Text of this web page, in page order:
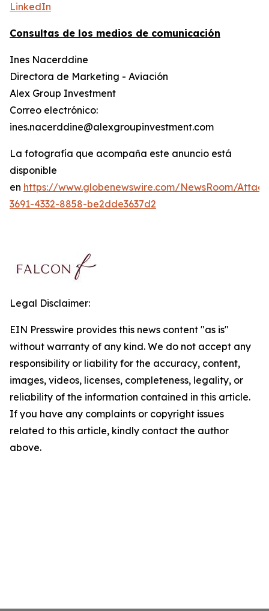
LinkedIn
Consultas de los medios de comunicación
Ines Nacerddine
Directora de Marketing - Aviación
Alex Group Investment
Correo electrónico:
ines.nacerddine@alexgroupinvestment.com
La fotografía que acompaña este anuncio está
disponible
en https://www.globenewswire.com/NewsRoom/
3691-4332-8858-be2dde3637d2
Legal Disclaimer:
EIN Presswire provides this news content "as is"
without warranty of any kind. We do not accept any
responsibility or liability for the accuracy, content,
images, videos, licenses, completeness, legality, or
reliability of the information contained in this article.
If you have any complaints or copyright issues
related to this article, kindly contact the author
above.